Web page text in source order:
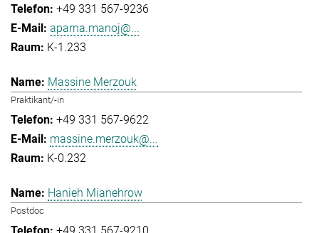
+49 331 567-9236
aparna.manoj@...
K-1.233
Massine Merzouk
Praktikant/-in
+49 331 567-9622
massine.merzouk@...
K-0.232
Hanieh Mianehrow
Postdoc